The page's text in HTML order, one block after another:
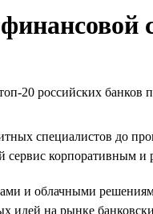
20 российских банков
специалистов до
сервис корпоративным
и облачными
идей на рынке